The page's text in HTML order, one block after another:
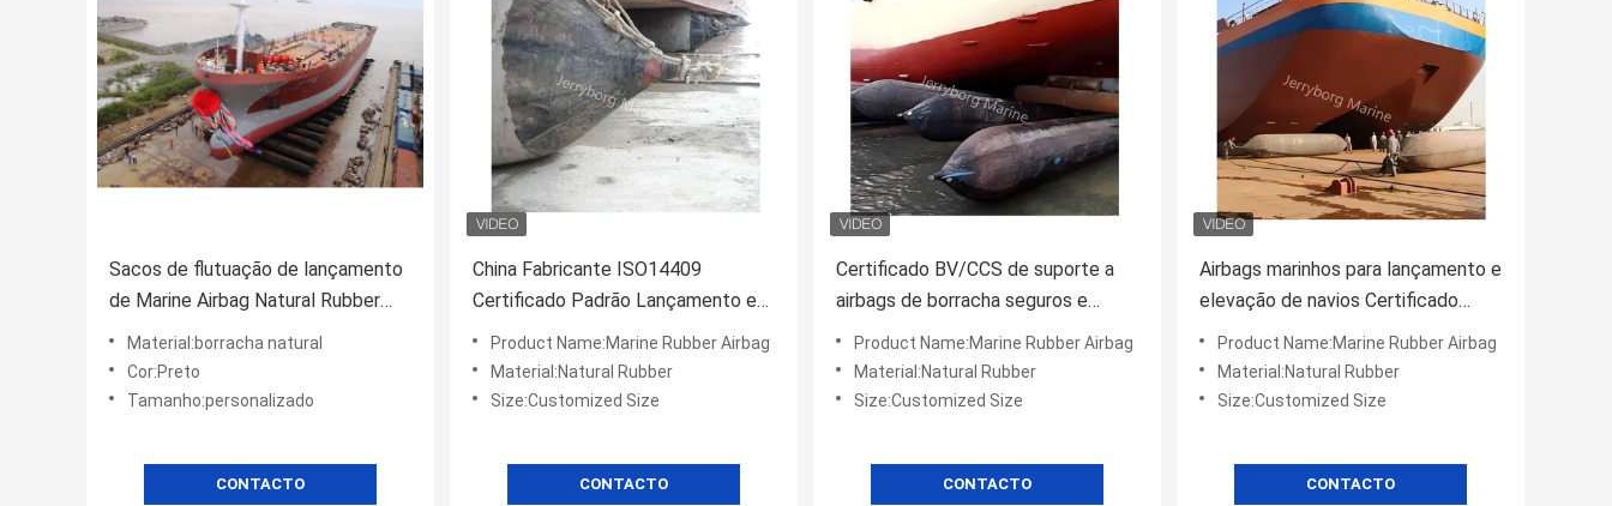
Sacos de flutuação de lançamento
de Marine Airbag Natural Rubber
Roller do navio 1.5m*15m
Material:borracha natural
Cor:Preto
Tamanho:personalizado
CONTACTO
China Fabricante ISO14409
Certificado Padrão Lançamento e
elevação de navios Airbags de
borracha marinha
Product Name:Marine Rubber Airbag
Material:Natural Rubber
Size:Customized Size
CONTACTO
Certificado BV/CCS de suporte a
airbags de borracha seguros e
eficientes para o lançamento de
navios
Product Name:Marine Rubber Airbag
Material:Natural Rubber
Size:Customized Size
CONTACTO
Airbags marinhos para lançamento e
elevação de navios Certificado
ISO9001 Airbags de borracha
Product Name:Marine Rubber Airbag
Material:Natural Rubber
Size:Customized Size
CONTACTO